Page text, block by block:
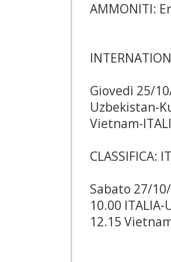
AMMONITI:
Giovedì 25/
Uzbekistan-
Vietnam-
CLASSIFICA:
Sabato 27/
10.00
12.15